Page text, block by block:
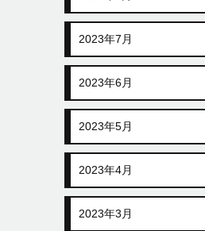
2023年7月
2023年6月
2023年5月
2023年4月
2023年3月